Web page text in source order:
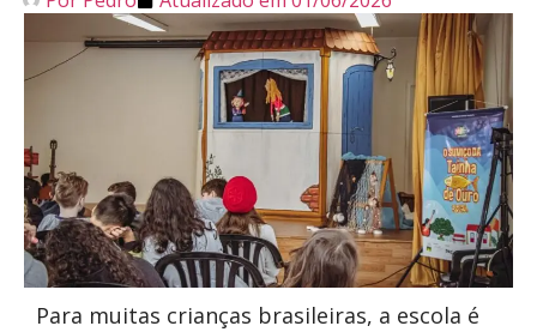
Para muitas crianças brasileiras, a escola é